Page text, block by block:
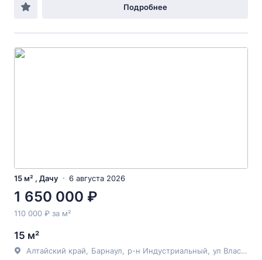
Подробнее
15 м² , Дачу 6 августа 2026
1 650 000 ₽
110 000 ₽ за м²
15 м²
Алтайский край Барнаул р-н Индустриальный ул Власихинская